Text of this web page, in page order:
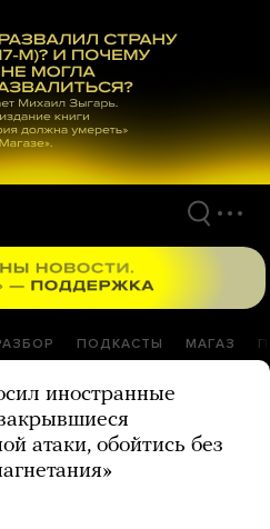
ПОДКАСТЫ МАГАЗ
иностранные
атаки, обойтись без